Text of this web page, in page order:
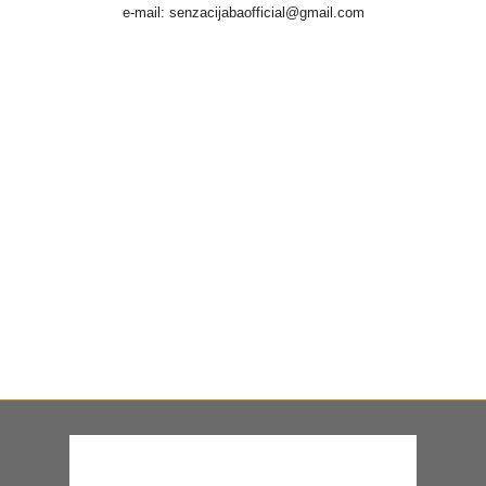
e-mail: senzacijabaofficial@gmail.com